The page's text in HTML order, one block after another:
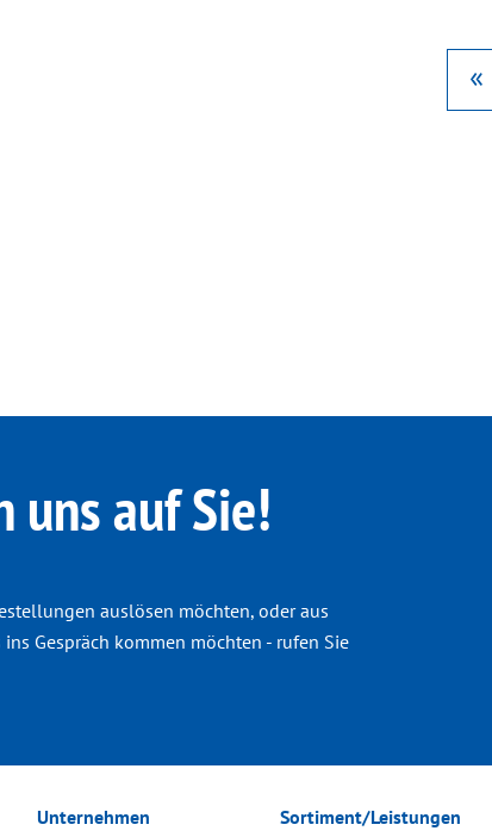
uns auf Sie!
auslösen möchten, oder aus
Gespräch kommen möchten - rufen Sie
Unternehmen
Sortiment/Leistungen